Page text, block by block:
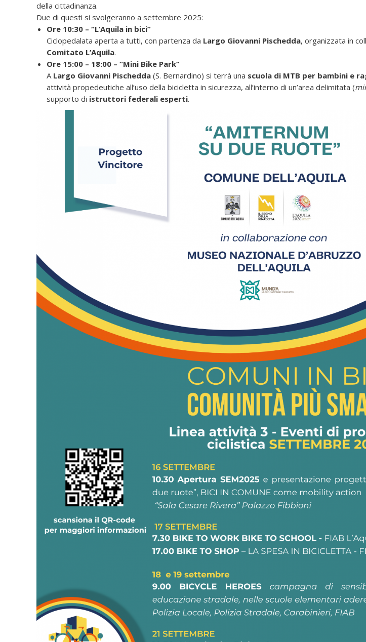
della cittadinanza.
Due di questi si svolgeranno a settembre 2025:
Ore 10:30 – “L’Aquila in bici”
Ciclopedalata aperta a tutti, con partenza da Largo Giovanni Pischedda, organizzata in
Comitato L’Aquila.
Ore 15:00 – 18:00 – “Mini Bike Park”
A Largo Giovanni Pischedda (S. Bernardino) si terrà una scuola di MTB per bambini e
attività propedeutiche all’uso della bicicletta in sicurezza, all’interno di un’area delimitata (
supporto di istruttori federali esperti.